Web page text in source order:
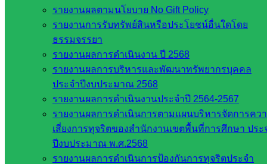
รายงานผลตามนโยบาย No Gift Policy
รายงานการรับทรัพย์สินหรือประโยชน์อื่นใดโดย
ธรรมจรรยา
รายงานผลการดำเนินงาน ปี 2568
รายงานผลการบริหารและพัฒนาทรัพยากรบุคคล
ประจำปีงบประมาณ 2568
รายงานผลการดำเนินงานประจำปี 2564-2567
รายงานผลการดำเนินการตามแผนบริหารจัดการคว
เสี่ยงการทุจริตของสำนักงานเขตพื้นที่การศึกษา ประ
ปีงบประมาณ พ.ศ.2568
รายงานผลการดำเนินการป้องกันการทุจริตประจำ